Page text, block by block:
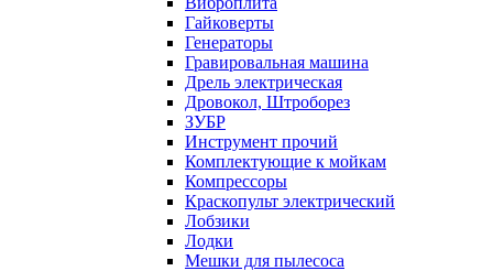
Гайковерты
Генераторы
Гравировальная машина
Дрель электрическая
Дровокол, Штроборез
ЗУБР
Инструмент прочий
Комплектующие к мойкам
Компрессоры
Краскопульт электрический
Лобзики
Лодки
Мешки для пылесоса